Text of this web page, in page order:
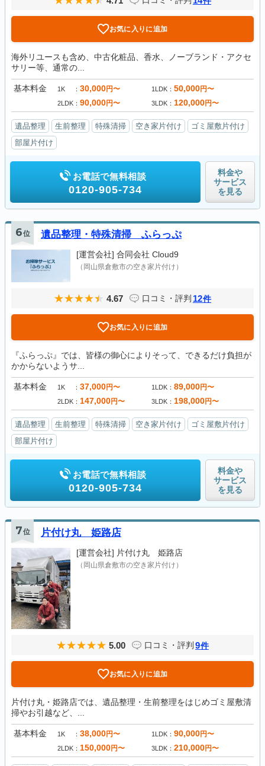
お気に入りに追加
海外リユースも含め、中古化粧品、香水、ノーブランド・アクセ
サリー等、通常の...
基本料金 1K 30,000円〜 1LDK 50,000円〜
2LDK 90,000円〜 3LDK 120,000円〜
遺品整理 生前整理 特殊清掃 空き家片付け
ゴミ屋敷片付け
部屋片付け
お電話で無料相談
0120-905-734
料金や
サービス
を見る
6位 遺品整理・特殊清掃 ふらっぷ
[運営会社] 合同会社 Cloud9
（岡山県倉敷市の空き家片付け）
4.67 口コミ・評判 12件
お気に入りに追加
『ふらっぷ』では、皆様の御心によりそって、できるだけ負担が
かからないようサ...
基本料金 1K 37,000円〜 1LDK 89,000円〜
2LDK 147,000円〜 3LDK 198,000円〜
遺品整理 生前整理 特殊清掃 空き家片付け
ゴミ屋敷片付け
部屋片付け
お電話で無料相談
0120-905-734
料金や
サービス
を見る
7位 片付け丸 姫路店
[運営会社] 片付け丸 姫路店
（岡山県倉敷市の空き家片付け）
5.00 口コミ・評判 9件
お気に入りに追加
片付け丸・姫路店では、遺品整理・生前整理をはじめゴミ屋敷清
掃やお引越など、...
基本料金 1K 38,000円〜 1LDK 90,000円〜
2LDK 150,000円〜 3LDK 210,000円〜